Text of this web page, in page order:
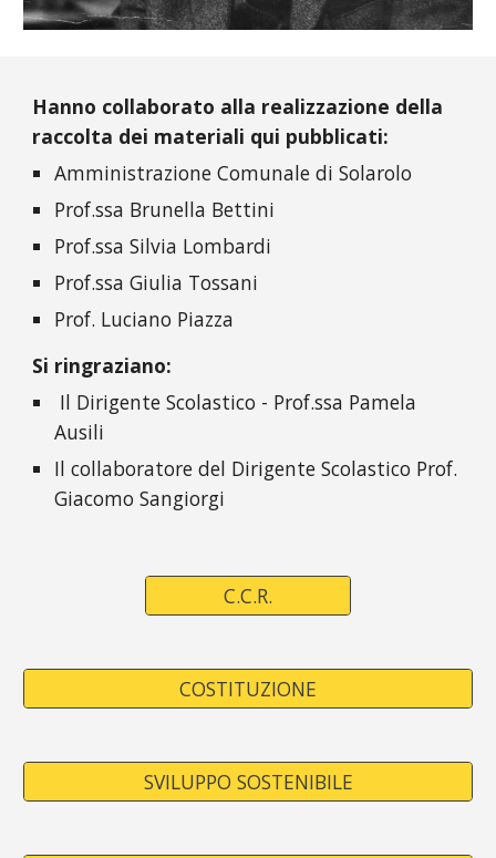
Hanno collaborato alla realizzazione della
raccolta dei materiali qui pubblicati:
Amministrazione Comunale di Solarolo
Prof.ssa Brunella Bettini
Prof.ssa Silvia Lombardi
Prof.ssa Giulia Tossani
Prof. Luciano Piazza
Si ringraziano:
Il Dirigente Scolastico - Prof.ssa Pamela
Ausili
Il collaboratore del Dirigente Scolastico Prof.
Giacomo Sangiorgi
C.C.R.
COSTITUZIONE
SVILUPPO SOSTENIBILE